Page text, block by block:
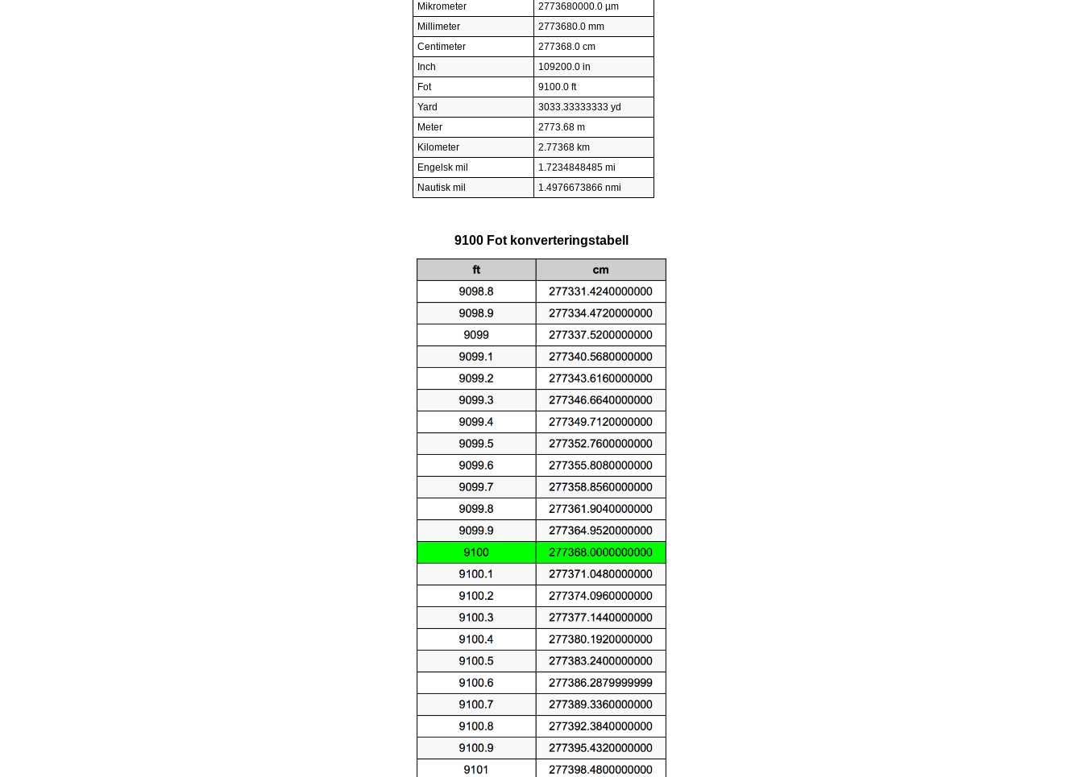
Mikrometer
2773680000.0 µm
Millimeter
2773680.0 mm
Centimeter
277368.0 cm
Inch
109200.0 in
Fot
9100.0 ft
Yard
3033.33333333 yd
Meter
2773.68 m
Kilometer
2.77368 km
Engelsk mil
1.7234848485 mi
Nautisk mil
1.4976673866 nmi
9100 Fot konverteringstabell